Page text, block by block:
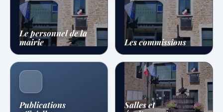
Le personnel de la
mairie
Les commissions
Publications
Salles et